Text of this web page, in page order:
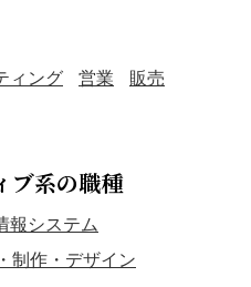
ィング 営業
販売
ブ系の職種
報システム
制作・デザイン